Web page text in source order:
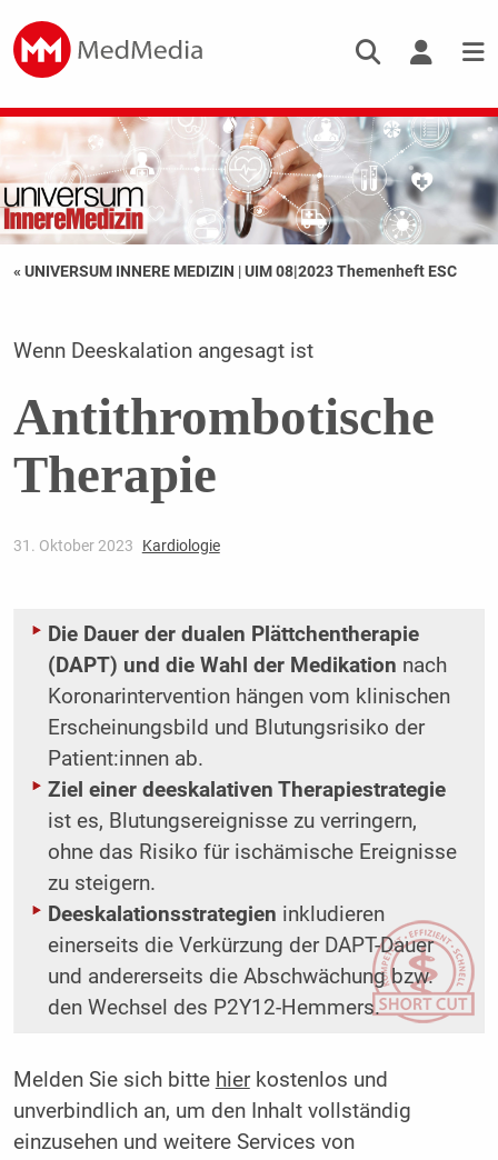
« UNIVERSUM INNERE MEDIZIN |UIM 08|2023 Themenheft ESC
Wenn Deeskalation angesagt ist
Antithrombotische
Therapie
31. Oktober 2023 Kardiologie
Die Dauer der dualen Plättchentherapie
(DAPT) und die Wahl der Medikation nach
Koronarintervention hängen vom klinischen
Erscheinungsbild und Blutungsrisiko der
Patient:innen ab.
Ziel einer deeskalativen Therapiestrategie
ist es, Blutungsereignisse zu verringern,
ohne das Risiko für ischämische Ereignisse
zu steigern.
Deeskalationsstrategien inkludieren
einerseits die Verkürzung der DAPT-Dauer
und andererseits die Abschwächung bzw.
den Wechsel des P2Y12-Hemmers.
Melden Sie sich bitte hierkostenlos und
unverbindlich an, um den Inhalt vollständig
einzusehen und weitere Services von